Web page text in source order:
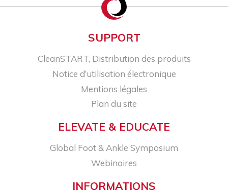
SUPPORT
CleanSTART, Distribution des produits
Notice d’utilisation électronique
Mentions légales
Plan du site
ELEVATE & EDUCATE
Global Foot & Ankle Symposium
Webinaires
INFORMATIONS